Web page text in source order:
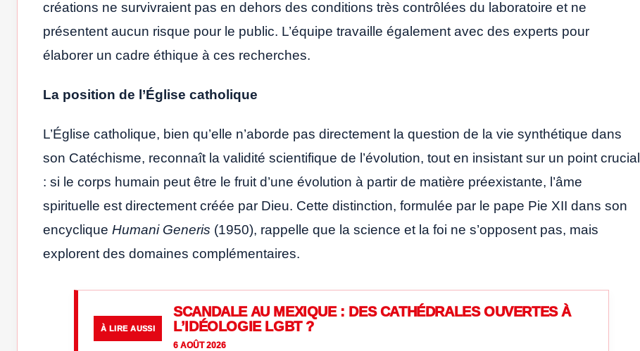
créations ne survivraient pas en dehors des conditions très contrôlées du laboratoire et ne
présentent aucun risque pour le public. L’équipe travaille également avec des experts pour
élaborer un cadre éthique à ces recherches.
La position de l’Église catholique
L’Église catholique, bien qu’elle n’aborde pas directement la question de la vie synthétique dans
son Catéchisme, reconnaît la validité scientifique de l’évolution, tout en insistant sur un point crucial
: si le corps humain peut être le fruit d’une évolution à partir de matière préexistante, l’âme
spirituelle est directement créée par Dieu. Cette distinction, formulée par le pape Pie XII dans son
encyclique Humani Generis (1950), rappelle que la science et la foi ne s’opposent pas, mais
explorent des domaines complémentaires.
À LIRE AUSSI
SCANDALE AU MEXIQUE : DES CATHÉDRALES OUVERTES À
L’IDÉOLOGIE LGBT ?
6 AOÛT 2026